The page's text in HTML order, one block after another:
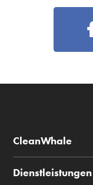
CleanWhale
Dienstleistungen